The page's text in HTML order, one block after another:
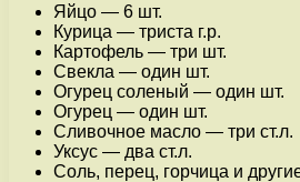
Яйцо — 6 шт.
Курица — триста г.р.
Картофель — три шт.
Свекла — один шт.
Огурец соленый — один шт.
Огурец — один шт.
Сливочное масло — три ст.л.
Уксус — два ст.л.
Соль, перец, горчица и